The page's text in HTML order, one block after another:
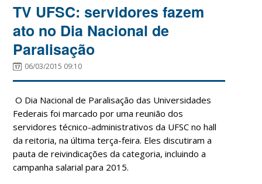
TV UFSC: servidores fazem
ato no Dia Nacional de
Paralisação
06/03/2015 09:10
O Dia Nacional de Paralisação das Universidades
Federais foi marcado por uma reunião dos
servidores técnico-administrativos da UFSC no hall
da reitoria, na última terça-feira. Eles discutiram a
pauta de reivindicações da categoria, incluindo a
campanha salarial para 2015.